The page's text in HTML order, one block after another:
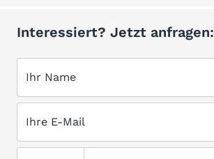
Interessiert? Jetzt anfragen:
Ihr Name
Ihre E-Mail